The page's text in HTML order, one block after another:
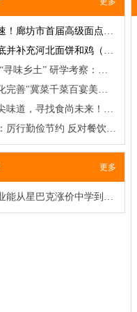
报名从速！廊坊市首届高级面点研修班即将开班！
关于摸底并补充河北面饼和鸡（禽）类名品、名吃、名菜的通知
廊坊市 “寻味乡土” 研学考察：破局餐饮低迷，挖掘乡土菜商机
关于优化完善"冀菜千菜百宴美食名录"及甄选推荐"河北冀菜百菜百品"活动的通知
寻味舌尖味道，寻找食尚未来！特色食材品鉴沙龙邀您赴约
倡议书：厉行勤俭节约 反对餐饮浪费
更多
餐饮企业能从星巴克涨价中学到什么？